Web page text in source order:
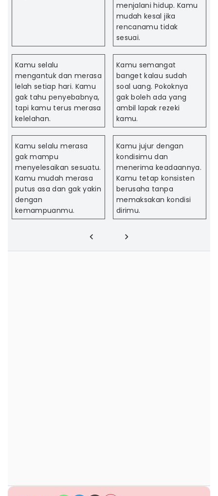
menjalani hidup. Kamu
mudah kesal jika
rencanamu tidak
sesuai.
Kamu selalu
mengantuk dan merasa
lelah setiap hari. Kamu
gak tahu penyebabnya,
tapi kamu terus merasa
kelelahan.
Kamu semangat
banget kalau sudah
soal uang. Pokoknya
gak boleh ada yang
ambil lapak rezeki
kamu.
Kamu selalu merasa
gak mampu
menyelesaikan sesuatu.
Kamu mudah merasa
putus asa dan gak yakin
dengan
kemampuanmu.
Kamu jujur dengan
kondisimu dan
menerima keadaannya.
Kamu tetap konsisten
berusaha tanpa
memaksakan kondisi
dirimu.